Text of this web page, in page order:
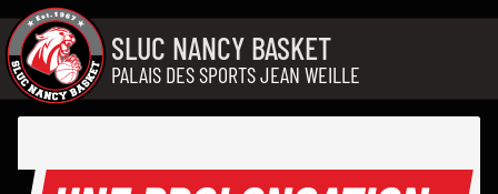
Aller au contenu
SLUC NANCY BASKET
PALAIS DES SPORTS JEAN WEILLE